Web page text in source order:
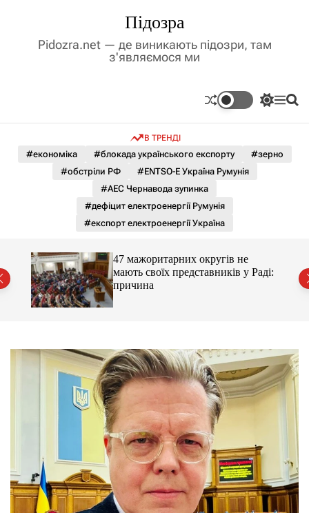
Підозра
Pidozra.net — де виникають підозри, там
з'являємося ми
П
м
к
о
р
о
е
ж
и
м
у
М П
В ТРЕНДІ
#економіка #блокада українського експорту
#зерно
#обстріли РФ
#ENTSO-E Україна Румунія
#АЕС Чернавода зупинка
#дефіцит електроенергії Румунія
#експорт електроенергії Україна
47 мажоритарних округів не
мають своїх представників у Раді:
причина